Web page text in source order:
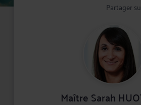
Partager
Maître Sarah